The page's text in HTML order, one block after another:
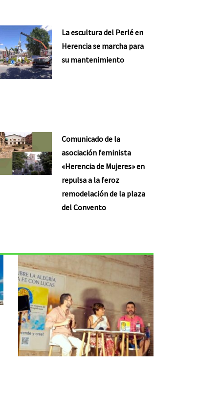
La escultura del Perlé en
Herencia se marcha para
su mantenimiento
Comunicado de la
asociación feminista
«Herencia de Mujeres» en
repulsa a la feroz
remodelación de la plaza
del Convento